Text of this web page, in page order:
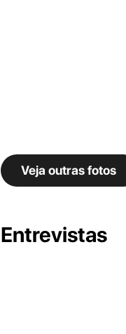
Veja outras fotos
Entrevistas